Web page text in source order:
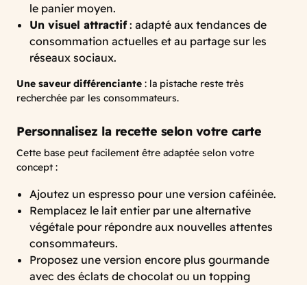
le panier moyen.
Un visuel attractif: adapté aux tendances de
consommation actuelles et au partage sur les
réseaux sociaux.
Une saveur différenciante : la pistache reste très
recherchée par les consommateurs.
Personnalisez la recette selon votre carte
Cette base peut facilement être adaptée selon votre
concept :
Ajoutez un espresso pour une version caféinée.
Remplacez le lait entier par une alternative
végétale pour répondre aux nouvelles attentes
consommateurs.
Proposez une version encore plus gourmande
avec des éclats de chocolat ou un topping